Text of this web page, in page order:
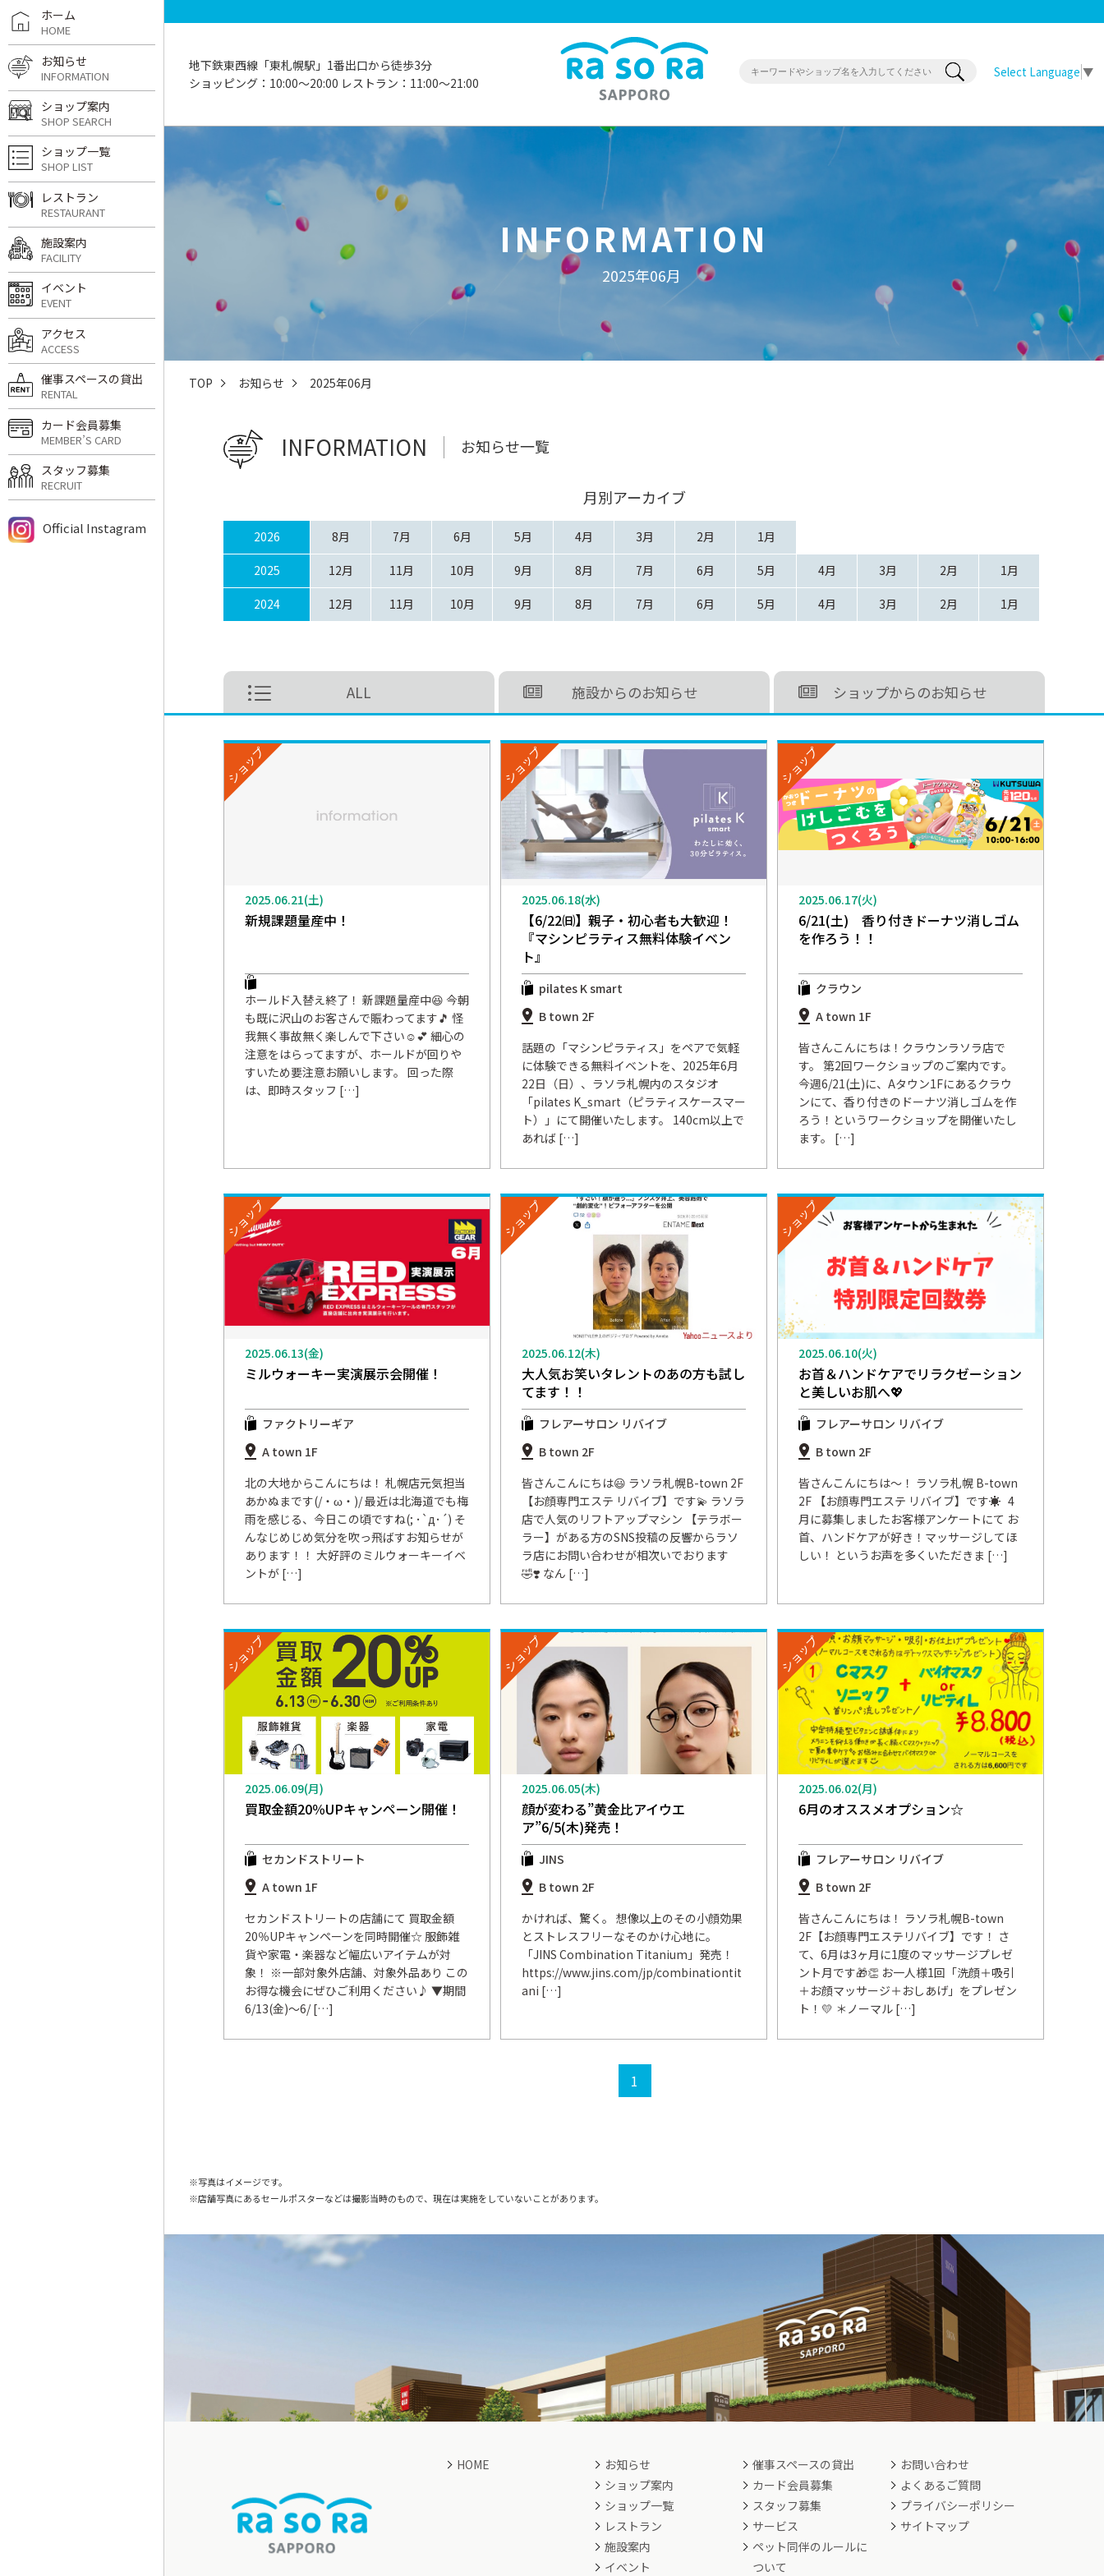
地下鉄東西線「東札幌駅」1番出口から徒歩3分
ショッピング：10:00〜20:00 レストラン：11:00〜21:00
Select Language ▼
INFORMATION
2025年06月
TOP お知らせ 2025年06月
INFORMATION お知らせ一覧
月別アーカイブ
2026 8月 7月 6月 5月 4月 3月 2月 1月
2025 12月 11月 10月 9月 8月 7月 6月 5月 4月 3月 2月 1月
2024 12月 11月 10月 9月 8月 7月 6月 5月 4月 3月 2月 1月
ALL 施設からのお知らせ ショップからのお知らせ
新規課題量産中！
ショップ
2025.06.21(土)
ホールド入替え終了！ 新課題量産中😆 今朝
も既に沢山のお客さんで賑わってます🎵 怪
我無く事故無く楽しんで下さい☺️︎‪💕 細心の
注意をはらってますが、ホールドが回りや
すいため要注意お願いします。 回った際
は、即時スタッフ […]
【6/22㈰】親子・初心者も大歓迎！
『マシンピラティス無料体験イベン
ト』
ショップ
2025.06.18(水)
pilates K smart
B town 2F
話題の「マシンピラティス」をペアで気軽
に体験できる無料イベントを、2025年6月
22日（日）、ラソラ札幌内のスタジオ
「pilates K_smart（ピラティスケースマー
ト）」にて開催いたします。 140cm以上で
あれば […]
6/21(土) 香り付きドーナツ消しゴム
を作ろう！！
ショップ
2025.06.17(火)
クラウン
A town 1F
皆さんこんにちは！クラウンラソラ店で
す。 第2回ワークショップのご案内です。
今週6/21(土)に、Aタウン1Fにあるクラウ
ンにて、香り付きのドーナツ消しゴムを作
ろう！というワークショップを開催いたし
ます。 […]
ミルウォーキー実演展示会開催！
ショップ
2025.06.13(金)
ファクトリーギア
A town 1F
北の大地からこんにちは！ 札幌店元気担当
あかぬまです(/・ω・)/ 最近は北海道でも梅
雨を感じる、今日この頃ですね(; ･`д･´) そ
んなじめじめ気分を吹っ飛ばすお知らせが
あります！！ 大好評のミルウォーキーイベ
ントが […]
大人気お笑いタレントのあの方も試し
てます！！
ショップ
2025.06.12(木)
フレアーサロン リバイブ
B town 2F
皆さんこんにちは😃 ラソラ札幌B-town 2F
【お顔専門エステ リバイブ】です💫 ラソラ
店で人気のリフトアップマシン 【テラボー
ラー】がある方のSNS投稿の反響からラソ
ラ店にお問い合わせが相次いでおります
🤣❣️ なん […]
お首＆ハンドケアでリラクゼーション
と美しいお肌へ💖
ショップ
2025.06.10(火)
フレアーサロン リバイブ
B town 2F
皆さんこんにちは～！ ラソラ札幌 B-town
2F 【お顔専門エステ リバイブ】です☀️ 4
月に募集しましたお客様アンケートにて お
首、ハンドケアが好き！マッサージしてほ
しい！ というお声を多くいただきま […]
買取金額20％UPキャンペーン開催！
ショップ
2025.06.09(月)
セカンドストリート
A town 1F
セカンドストリートの店舗にて 買取金額
20％UPキャンペーンを同時開催☆ 服飾雑
貨や家電・楽器など幅広いアイテムが対
象！ ※一部対象外店舗、対象外品あり この
お得な機会にぜひご利用ください♪ ▼期間
6/13(金)～6/ […]
顔が変わる”黄金比アイウエ
ア”6/5(木)発売！
ショップ
2025.06.05(木)
JINS
B town 2F
かければ、驚く。 想像以上のその小顔効果
とストレスフリーなそのかけ心地に。
「JINS Combination Titanium」発売！
https://www.jins.com/jp/combinationtit
ani […]
6月のオススメオプション☆
ショップ
2025.06.02(月)
フレアーサロン リバイブ
B town 2F
皆さんこんにちは！ ラソラ札幌B-town
2F【お顔専門エステリバイブ】です！ さ
て、6月は3ヶ月に1度のマッサージプレゼ
ント月です🎁👏 お一人様1回「洗顔＋吸引
＋お顔マッサージ＋おしあげ」をプレゼン
ト！💛 ＊ノーマル […]
1
写真はイメージです。
店舗写真にあるセールポスターなどは撮影当時のもので、現在は実施をしていないことがあります。
ホーム
HOME
お知らせ
INFORMATION
ショップ案内
SHOP SEARCH
ショップ一覧
SHOP LIST
レストラン
RESTAURANT
施設案内
FACILITY
イベント
EVENT
アクセス
ACCESS
催事スペースの貸出
RENTAL
カード会員募集
MEMBER’S CARD
スタッフ募集
RECRUIT
Official Instagram
HOME
お知らせ
ショップ案内
ショップ一覧
レストラン
施設案内
イベント
催事スペースの貸出
カード会員募集
スタッフ募集
サービス
ペット同伴のルールに
ついて
お問い合わせ
よくあるご質問
プライバシーポリシー
サイトマップ